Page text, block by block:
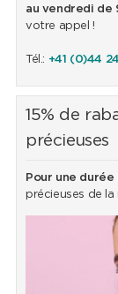
au vendredi de
votre appel !
Tél.: +41 (0)44
15% de
précieuses
Pour une durée
précieuses de la